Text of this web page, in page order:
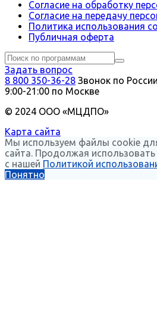
Согласие на обработку
Согласие на передачу
Политика использования
Публичная оферта
Задать вопрос
8 800 350-36-28 Звонок по
9:00-21:00 по Москве
© 2024 ООО «МЦДПО»
Карта сайта
Мы используем файлы cookie
сайта. Продолжая
с нашей Политикой
Понятно